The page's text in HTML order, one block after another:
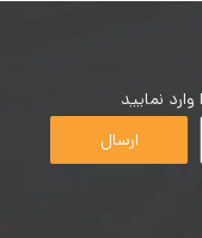
نمایید
ارسال